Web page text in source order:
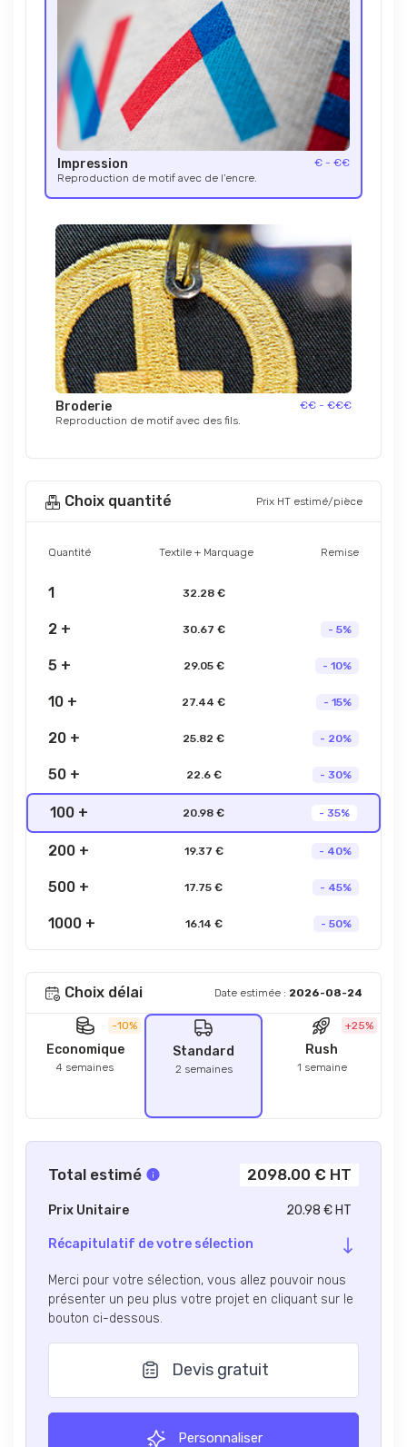
Impression
€ - €€
Reproduction de motif avec de l’encre.
Broderie
€€ - €€€
Reproduction de motif avec des fils.
Choix quantité Prix HT estimé/pièce
Quantité Textile + Marquage Remise
1 32.28 €
2 + 30.67 € - 5%
5 + 29.05 € - 10%
10 + 27.44 € - 15%
20 + 25.82 € - 20%
50 + 22.6 € - 30%
100 + 20.98 € - 35%
200 + 19.37 € - 40%
500 + 17.75 € - 45%
1000 + 16.14 € - 50%
Choix délai Date estimée : 2026-08-24
-10%
Economique
4 semaines
Standard
2 semaines
+25%
Rush
1 semaine
Total estimé 2098.00 € HT
Prix Unitaire 20.98 € HT
Récapitulatif de votre sélection
Merci pour votre sélection, vous allez pouvoir nous
présenter un peu plus votre projet en cliquant sur le
bouton ci-dessous.
Devis gratuit
Personnaliser